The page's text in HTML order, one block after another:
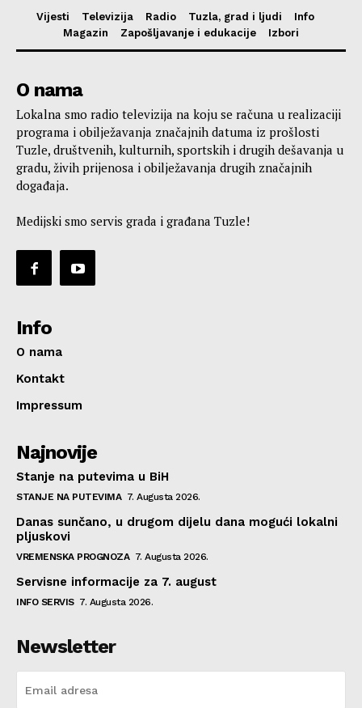
Vijesti Televizija Radio Tuzla, grad i ljudi
Info
Magazin
Zapošljavanje i edukacije Izbori
O nama
Lokalna smo radio televizija na koju se računa u realizaciji
programa i obilježavanja značajnih datuma iz prošlosti
Tuzle, društvenih, kulturnih, sportskih i drugih dešavanja u
gradu, živih prijenosa i obilježavanja drugih značajnih
događaja.
Medijski smo servis grada i građana Tuzle!
Info
O nama
Kontakt
Impressum
Najnovije
Stanje na putevima u BiH
STANJE NA PUTEVIMA 7. Augusta 2026.
Danas sunčano, u drugom dijelu dana mogući lokalni
pljuskovi
VREMENSKA PROGNOZA 7. Augusta 2026.
Servisne informacije za 7. august
INFO SERVIS 7. Augusta 2026.
Newsletter